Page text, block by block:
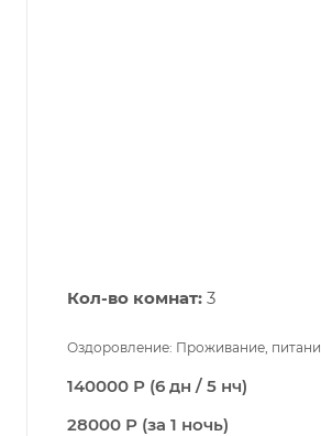
Кол-во комнат: 3
Оздоровление: Проживание,
140000 Р (6 дн / 5 нч)
28000 Р (за 1 ночь)